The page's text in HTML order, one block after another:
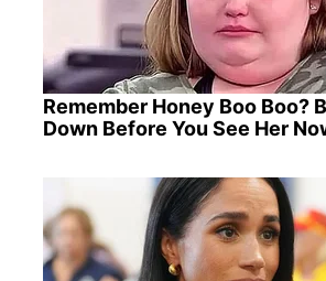
Remember Honey Boo Boo?
Down Before You See Her